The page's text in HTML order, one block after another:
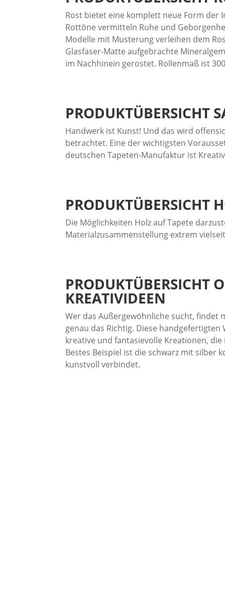
Rost bietet eine komplett neue Form
Rottöne vermitteln Ruhe und
Modelle mit Musterung verleihen dem
Glasfaser-Matte aufgebrachte
im Nachhinein gerostet. Rollenmaß ist
PRODUKTÜBERSICHT
Handwerk ist Kunst! Und das wird
betrachtet. Eine der wichtigsten
deutschen Tapeten-Manufaktur ist
PRODUKTÜBERSICHT
Die Möglichkeiten Holz auf Tapete
Materialzusammenstellung extrem
PRODUKTÜBERSICHT
KREATIVIDEEN
Wer das Außergewöhnliche sucht, findet
genau das Richtig. Diese
kreative und fantasievolle Kreationen,
Bestes Beispiel ist die schwarz mit silber
kunstvoll verbindet.